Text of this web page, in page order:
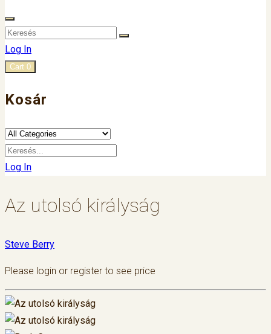
Log In
Cart 0
Kosár
Log In
Az utolsó királyság
Steve Berry
Please login or register to see price